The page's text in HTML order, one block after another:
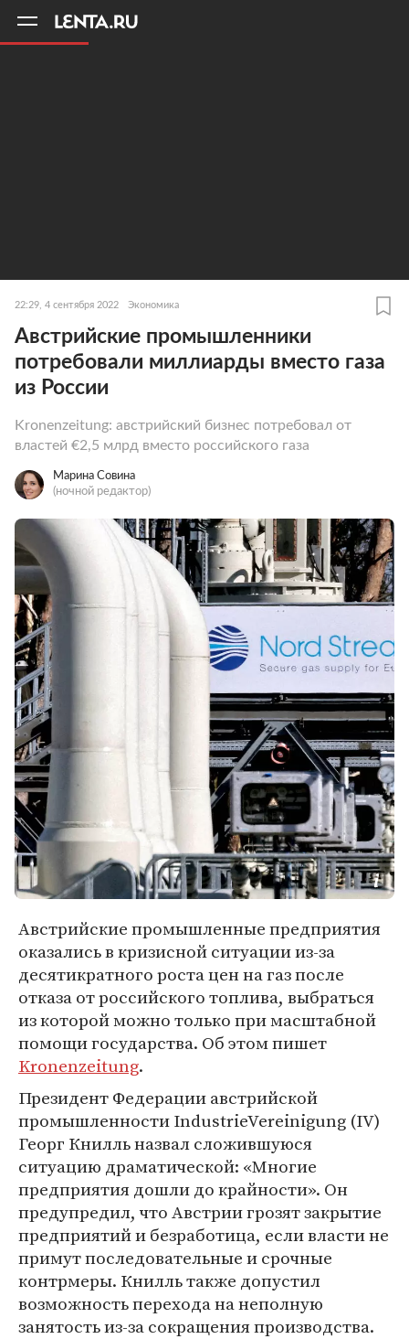
22:29, 4 сентября 2022 Экономика
Австрийские промышленники
потребовали миллиарды вместо газа
из России
Kronenzeitung: австрийский бизнес потребовал от
властей €2,5 млрд вместо российского газа
Марина Совина
(ночной редактор)
Австрийские промышленные предприятия
оказались в кризисной ситуации из-за
десятикратного роста цен на газ после
отказа от российского топлива, выбраться
из которой можно только при масштабной
помощи государства. Об этом пишет
Kronenzeitung.
Президент Федерации австрийской
промышленности IndustrieVereinigung (IV)
Георг Книлль назвал сложившуюся
ситуацию драматической: «Многие
предприятия дошли до крайности». Он
предупредил, что Австрии грозят закрытие
предприятий и безработица, если власти не
примут последовательные и срочные
контрмеры. Книлль также допустил
возможность перехода на неполную
занятость из-за сокращения производства.